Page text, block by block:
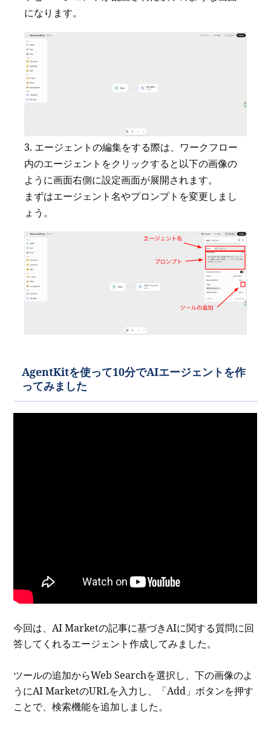
になります。
エージェントの編集をする際は、ワークフロー
内のエージェントをクリックすると以下の画像の
ように画面右側に設定画面が展開されます。
まずはエージェント名やプロンプトを変更しまし
ょう。
AgentKitを使って10分でAIエージェントを作
ってみました
今回は、AI Marketの記事に基づきAIに関する質問に回
答してくれるエージェント作成してみました。
ツールの追加からWeb Searchを選択し、下の画像のよ
うにAI MarketのURLを入力し、「Add」ボタンを押す
ことで、検索機能を追加しました。